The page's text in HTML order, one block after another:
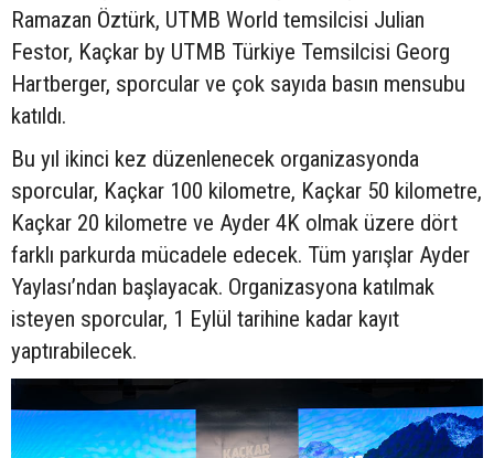
Ramazan Öztürk, UTMB World temsilcisi Julian
Festor, Kaçkar by UTMB Türkiye Temsilcisi Georg
Hartberger, sporcular ve çok sayıda basın mensubu
katıldı.
Bu yıl ikinci kez düzenlenecek organizasyonda
sporcular, Kaçkar 100 kilometre, Kaçkar 50 kilometre,
Kaçkar 20 kilometre ve Ayder 4K olmak üzere dört
farklı parkurda mücadele edecek. Tüm yarışlar Ayder
Yaylası’ndan başlayacak. Organizasyona katılmak
isteyen sporcular, 1 Eylül tarihine kadar kayıt
yaptırabilecek.